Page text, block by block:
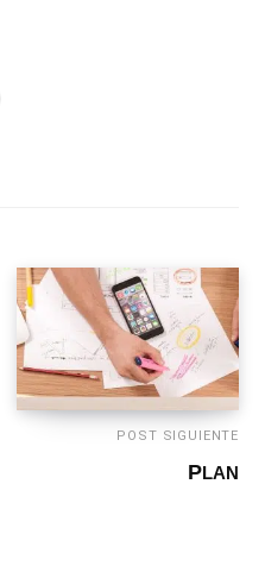
POST SIGUIENTE
PLAN